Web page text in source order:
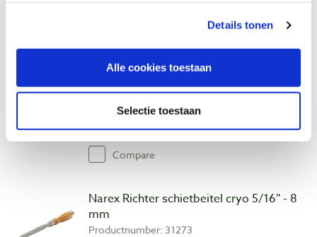
Details tonen
Alle cookies toestaan
Selectie toestaan
mm
Productnumber: 31272
€ 60,40 incl. VAT
€ 49,92 excl. VAT
In stock
Compare
Narex Richter schietbeitel cryo 5/16″ - 8
mm
Productnumber: 31273